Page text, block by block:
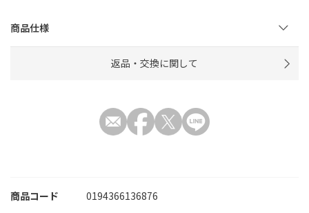
商品コード 0194366136876
商品仕様
返品・交換に関して